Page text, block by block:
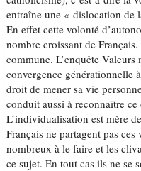
entraîne une « dislocation de
En effet cette volonté
nombre croissant de
commune. L’enquête
convergence générationnelle
droit de mener sa vie
conduit aussi à reconnaître
L’individualisation est mère
Français ne partagent pas
nombreux à le faire et les
ce sujet. En tout cas ils ne se